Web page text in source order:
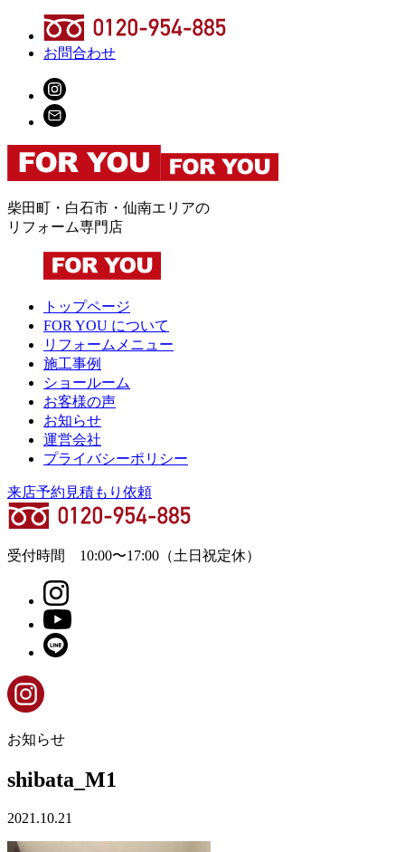
お問合わせ
柴田町・白石市・仙南エリアの
リフォーム専門店
トップページ
FOR YOU について
リフォームメニュー
施工事例
ショールーム
お客様の声
お知らせ
運営会社
プライバシーポリシー
来店予約 見積もり依頼
受付時間 10:00〜17:00 （土日祝定休）
お知らせ
shibata_M1
2021.10.21